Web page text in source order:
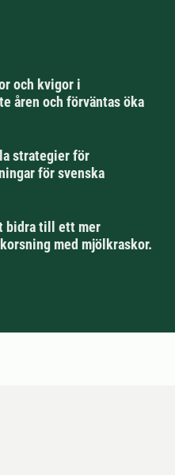
och kvigor i
åren och förväntas öka
strategier för
för svenska
bidra till ett mer
med mjölkraskor.